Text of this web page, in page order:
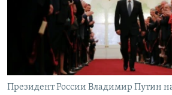
Президент России Владимир Путин